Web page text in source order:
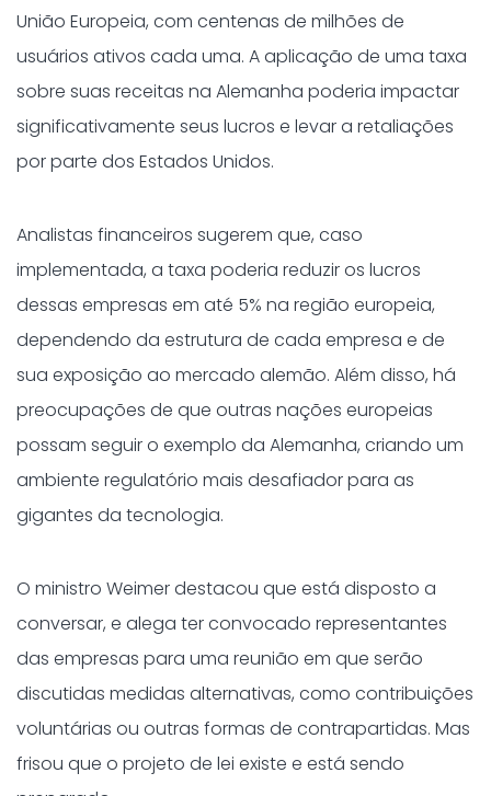
União Europeia, com centenas de milhões de
usuários ativos cada uma. A aplicação de uma taxa
sobre suas receitas na Alemanha poderia impactar
significativamente seus lucros e levar a retaliações
por parte dos Estados Unidos.
Analistas financeiros sugerem que, caso
implementada, a taxa poderia reduzir os lucros
dessas empresas em até 5% na região europeia,
dependendo da estrutura de cada empresa e de
sua exposição ao mercado alemão. Além disso, há
preocupações de que outras nações europeias
possam seguir o exemplo da Alemanha, criando um
ambiente regulatório mais desafiador para as
gigantes da tecnologia.
O ministro Weimer destacou que está disposto a
conversar, e alega ter convocado representantes
das empresas para uma reunião em que serão
discutidas medidas alternativas, como contribuições
voluntárias ou outras formas de contrapartidas. Mas
frisou que o projeto de lei existe e está sendo